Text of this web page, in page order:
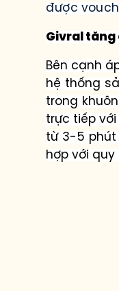
được
Givral tăng
Bên cạnh
hệ thống
trong
trực tiếp
từ 3-5 phút
hợp với quy